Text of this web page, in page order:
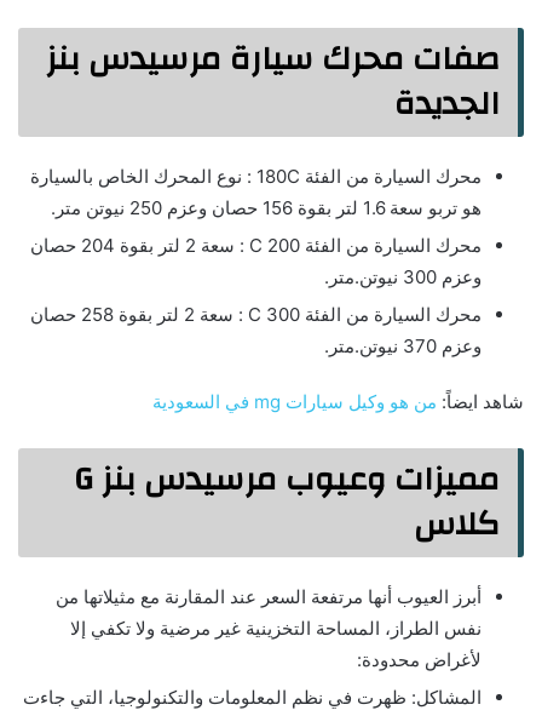
صفات محرك سيارة مرسيدس بنز
الجديدة
محرك السيارة من الفئة 180C : نوع المحرك الخاص بالسيارة
هو تربو سعة 1.6 لتر بقوة 156 حصان وعزم 250 نيوتن متر.
محرك السيارة من الفئة C 200 : سعة 2 لتر بقوة 204 حصان
وعزم 300 نيوتن.متر.
محرك السيارة من الفئة C 300 : سعة 2 لتر بقوة 258 حصان
وعزم 370 نيوتن.متر.
شاهد ايضاً: من هو وكيل سيارات mg في السعودية
مميزات وعيوب مرسيدس بنز G
كلاس
أبرز العيوب أنها مرتفعة السعر عند المقارنة مع مثيلاتها من
نفس الطراز، المساحة التخزينية غير مرضية ولا تكفي إلا
لأغراض محدودة:
المشاكل: ظهرت في نظم المعلومات والتكنولوجيا، التي جاءت